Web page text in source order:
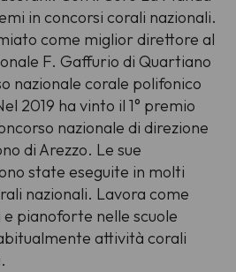
in concorsi corali nazionali.
come miglior direttore al
F. Gaffurio di Quartiano
nazionale corale polifonico
2019 ha vinto il 1° premio
nazionale di direzione
di Arezzo. Le sue
state eseguite in molti
nazionali. Lavora come
pianoforte nelle scuole
attività corali